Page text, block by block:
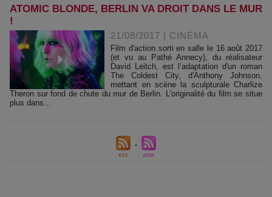
ATOMIC BLONDE, BERLIN VA DROIT DANS LE MUR
!
21/08/2017 | CINÉMA
Film d'action sorti en salle le 16 août 2017
(et vu au Pathé Annecy), du réalisateur
David Leitch, est l’adaptation d'un roman
The Coldest City, d'Anthony Johnson,
mettant en scène la sculpturale Charlize
Theron sur fond de chute du mur de Berlin. L'originalité du film se situe
plus dans...